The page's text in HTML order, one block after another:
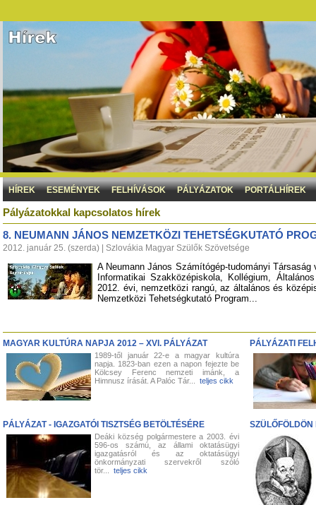
HÍREK ESEMÉNYEK FELHÍVÁSOK PÁLYÁZATOK PORTÁLHÍREK
Pályázatokkal kapcsolatos hírek
8. NEUMANN JÁNOS NEMZETKÖZI TEHETSÉGKUTATÓ
2012. január 25. (szerda) | Szlovákia Magyar Szülők Szövetsége
A Neumann János Számítógép-tudományi
Informatikai Szakközépiskola, Kollégium,
2012. évi, nemzetközi rangú, az általános és
Nemzetközi Tehetségkutató Program...
MAGYAR KULTÚRA NAPJA 2012 – XVI. PÁLYÁZAT
1989-től január 22-e a magyar kultúra
napja. 1823-ban ezen a napon fejezte be
Kölcsey Ferenc nemzeti imánk, a
Himnusz írását. A Palóc Tár... teljes cikk
PÁLYÁZATI
PÁLYÁZAT - IGAZGATÓI TISZTSÉG BETÖLTÉSÉRE
Deáki község polgármestere a 2003. évi
596-os számú, az állami oktatásügyi
igazgatásról és az oktatásügyi
önkormányzati szervekről szóló
tör... teljes cikk